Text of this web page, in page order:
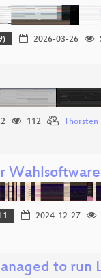
2026-03-26
112 Thorsten
Wahlsoftware
1 2024-12-27
to